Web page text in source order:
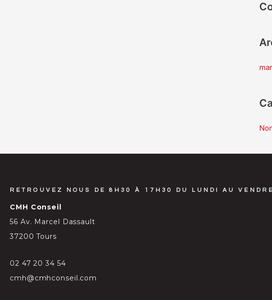
e
RETROUVEZ NOUS DE 8H30 À 17H30 DU LUNDI AU
CMH Conseil
56 Av. Marcel Dassault
37200 Tours
02 47 20 34 54
cmh@cmhconseil.com